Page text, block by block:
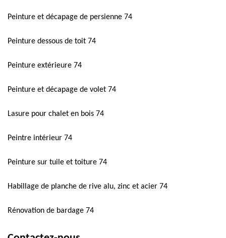
Peinture et décapage de persienne 74
Peinture dessous de toit 74
Peinture extérieure 74
Peinture et décapage de volet 74
Lasure pour chalet en bois 74
Peintre intérieur 74
Peinture sur tuile et toiture 74
Habillage de planche de rive alu, zinc et acier 74
Rénovation de bardage 74